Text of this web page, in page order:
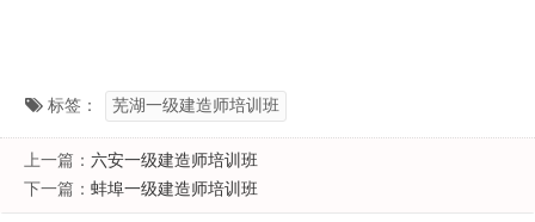
标签： 芜湖一级建造师培训班
上一篇： 六安一级建造师培训班
下一篇： 蚌埠一级建造师培训班